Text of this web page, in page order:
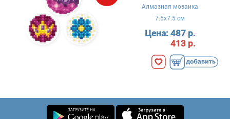
Алмазная мозаика
7.5x7.5 см
Цена:487 р.
413 р.